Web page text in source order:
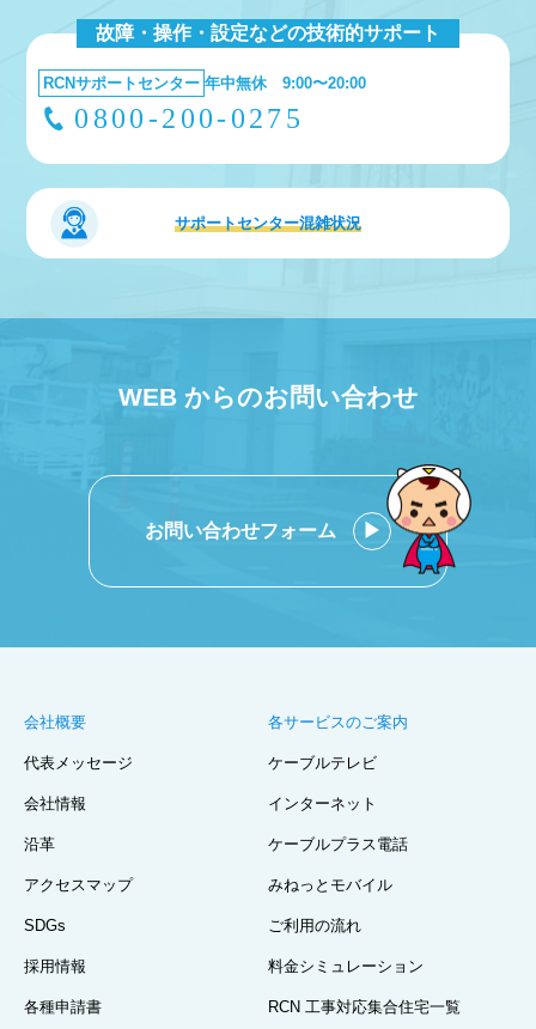
故障・操作・設定などの技術的サポート
RCNサポートセンター 年中無休 9:00〜20:00
0800-200-0275
サポートセンター混雑状況
WEB からのお問い合わせ
お問い合わせフォーム
会社概要
代表メッセージ
会社情報
沿革
アクセスマップ
SDGs
採用情報
各種申請書
各サービスのご案内
ケーブルテレビ
インターネット
ケーブルプラス電話
みねっとモバイル
ご利用の流れ
料金シミュレーション
RCN 工事対応集合住宅一覧